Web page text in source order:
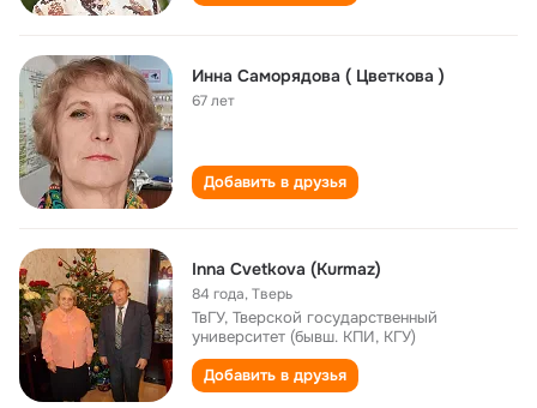
Инна Саморядова ( Цветкова )
67 лет
Добавить в друзья
Inna Cvetkova (Kurmaz)
84 года,Тверь
ТвГУ, Тверской государственный
университет (бывш. КПИ, КГУ)
Добавить в друзья